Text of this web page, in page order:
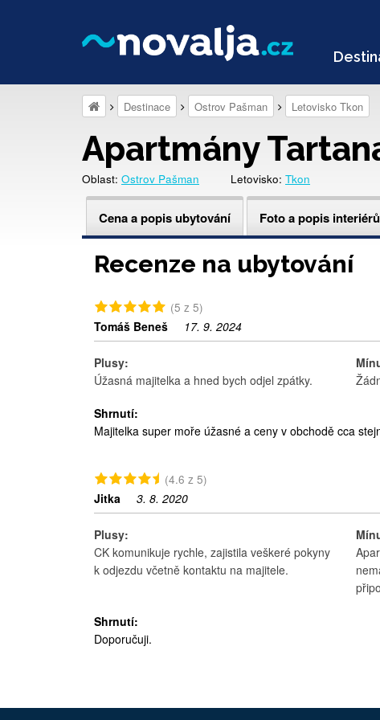
Destinace Ostrov Pašman Letovisko Tkon
Apartmány
Oblast: Ostrov Pašman Letovisko: Tkon
Cena a popis ubytování Foto a popis interiérů
Recenze na ubytování
(5 z 5)
Tomáš Beneš
17. 9. 2024
Plusy:
Úžasná majitelka a hned bych odjel zpátky.
Shrnutí:
Majitelka super moře úžasné a ceny v obchodě cca
(4.6 z 5)
Jitka
3. 8. 2020
Plusy:
CK komunikuje rychle, zajistila veškeré pokyny
k odjezdu včetně kontaktu na majitele.
Shrnutí:
Doporučuji.